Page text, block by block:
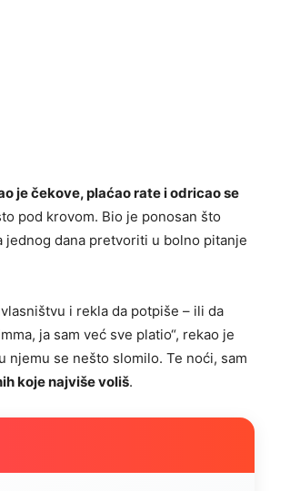
je čekove, plaćao rate i odricao se
pod krovom. Bio je ponosan što
jednog dana pretvoriti u bolno pitanje
i rekla da potpiše – ili da
ja sam već sve platio“, rekao je
njemu se nešto slomilo. Te noći, sam
koje najviše voliš.